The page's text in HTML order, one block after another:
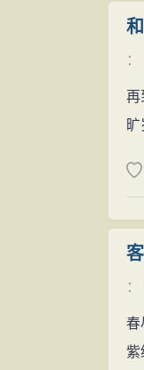
：
再
：
春
紫